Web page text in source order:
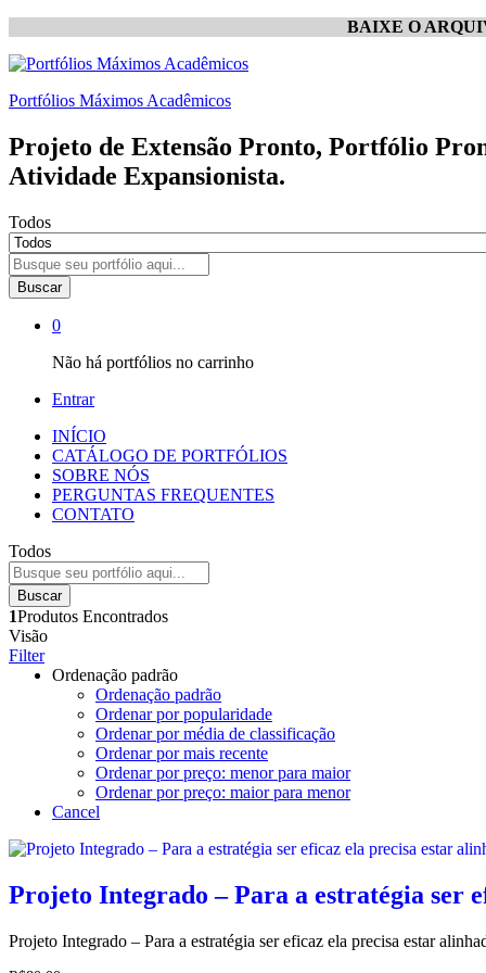
BAIXE O
Portfólios Máximos Acadêmicos
Projeto de Extensão Pronto, Portfólio
Atividade Expansionista.
Todos
Buscar
0
Não há portfólios no carrinho
Entrar
INÍCIO
CATÁLOGO DE PORTFÓLIOS
SOBRE NÓS
PERGUNTAS FREQUENTES
CONTATO
Todos
Buscar
1Produtos Encontrados
Visão
Filter
Ordenação padrão
Ordenação padrão
Ordenar por popularidade
Ordenar por média de classificação
Ordenar por mais recente
Ordenar por preço: menor para maior
Ordenar por preço: maior para menor
Cancel
Projeto Integrado – Para a estratégia ser
Projeto Integrado – Para a estratégia ser eficaz ela precisa estar